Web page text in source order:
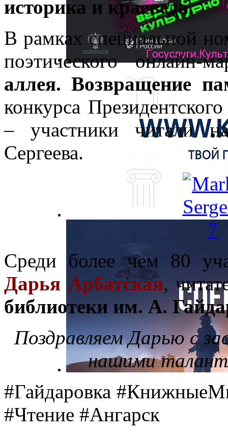
историка и краеведа.
В рамках специальной
поэтического онлайн-
аллея. Возвращение
конкурса
– участники читали
Сергеева.
Среди более чем 80
Дарья Арбатская,
библиотеки им. А.
Поздравляем Дарью с
нашими
#Гайдаровка
#Чтение #Ангарск